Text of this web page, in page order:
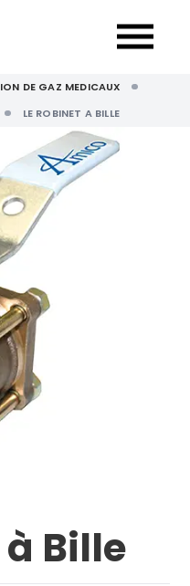
DE GAZ MEDICAUX
LE ROBINET A BILLE
Bille